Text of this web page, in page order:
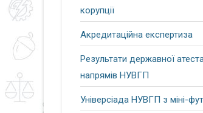
корупції
Акредитаційна експертиза
Результати державної
напрямів НУВГП
Універсіада НУВГП з міні-